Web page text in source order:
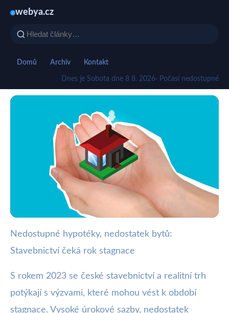
webya.cz
Domů Archiv Kontakt
Dnes je Sobota dne 8 8. 2026· Počasí nedostupné
webya.cz
2023: Hypotéky nedostupné, trh s
byty stagnuje
25. 1. 2026 · 3 min čtení · Autor: Kristián Valenta
Nedostupné hypotéky, nedostatek bytů:
Stavebnictví čeká rok stagnace
S rokem 2023 se české stavebnictví a realitní trh
potýkají s výzvami, které mohou vést k období
stagnace. Vysoké úrokové sazby, nedostatek